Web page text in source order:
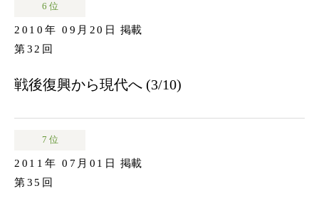
6 位
2010年 09月20日 掲載
第32回
戦後復興から現代へ (3/10)
7 位
2011年 07月01日
掲載
第35回